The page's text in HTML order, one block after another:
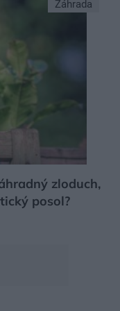
Záhrada
zloduch,
posol?